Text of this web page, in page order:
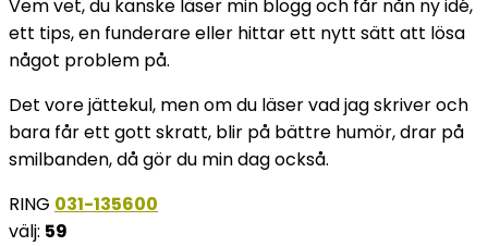
Vem vet, du kanske läser min blogg och får nån ny idé,
ett tips, en funderare eller hittar ett nytt sätt att lösa
något problem på.
Det vore jättekul, men om du läser vad jag skriver och
bara får ett gott skratt, blir på bättre humör, drar på
smilbanden, då gör du min dag också.
RING 031-135600
välj: 59